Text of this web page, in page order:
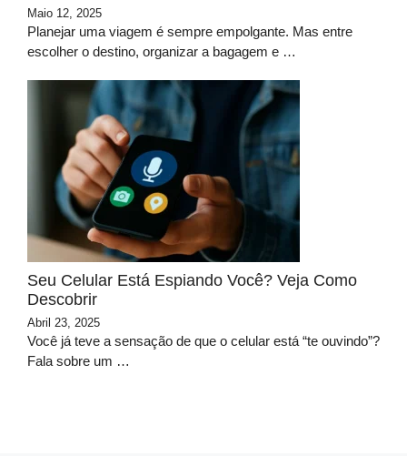
Maio 12, 2025
Planejar uma viagem é sempre empolgante. Mas entre
escolher o destino, organizar a bagagem e …
Seu Celular Está Espiando Você? Veja Como
Descobrir
Abril 23, 2025
Você já teve a sensação de que o celular está “te ouvindo”?
Fala sobre um …